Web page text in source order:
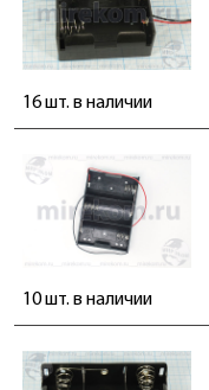
16 шт. в наличии
10 шт. в наличии